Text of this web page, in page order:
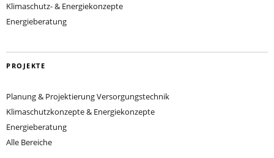
Klimaschutz- & Energiekonzepte
Energieberatung
PROJEKTE
Planung & Projektierung Versorgungstechnik
Klimaschutzkonzepte & Energiekonzepte
Energieberatung
Alle Bereiche